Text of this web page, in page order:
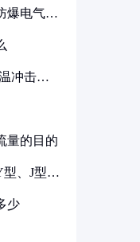
爆电气设
冲击要
量的目的
、J型、
少